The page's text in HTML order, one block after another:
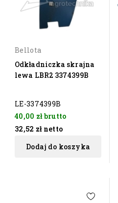
Bellota
Odkładniczka skrajna
lewa LBR2 3374399B
LE-3374399B
40,00 złbrutto
32,52 zł netto
Dodaj do koszyka